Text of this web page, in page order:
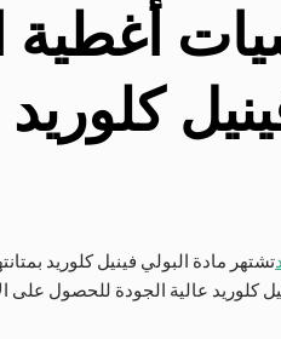
كلوريد
تشتهر مادة البولي فينيل كلوريد
كلوريد عالية الجودة للحصول على